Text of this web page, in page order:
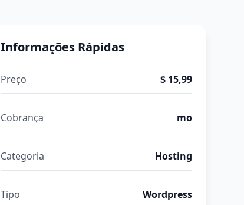
Informações Rápidas
Preço $ 15,99
Cobrança mo
Categoria Hosting
Tipo Wordpress